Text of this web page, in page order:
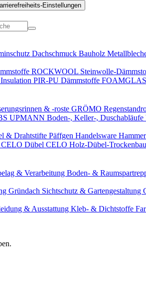
Einstellungen
Dachschmuck Bauholz
ROCKWOOL Steinwolle-
PIR-PU Dämmstoffe FOAMGLAS
& -roste GRÖMO
UPMANN Boden-, Keller-, Duschabläufe
& Drahtstifte Päffgen Handelsware
CELO Dübel CELO Holz-Dübel-
& Verarbeitung Boden- &
Gründach Sichtschutz & Gartengestaltung
& Ausstattung Kleb- & Dichtstoffe